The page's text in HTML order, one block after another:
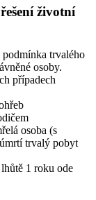
životní
trvalého
osoby.
případech
osoba (s
trvalý pobyt
1 roku ode